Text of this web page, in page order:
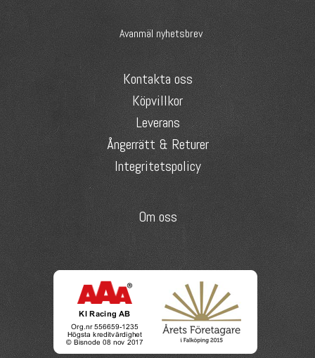
Avanmäl nyhetsbrev
Kontakta oss
Köpvillkor
Leverans
Ångerrätt & Returer
Integritetspolicy
Om oss